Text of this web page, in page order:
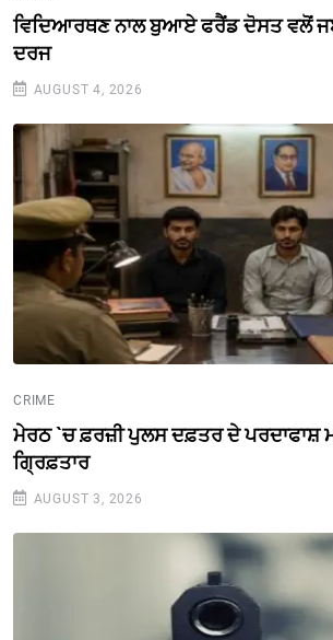
ਵਿਦਿਆਰਥਣ ਨਾਲ ਬੁਆਏ ਫਰੈਂਡ ਦੋਸਤ ਵਲੋਂ
ਦਰਜ
AUGUST 4, 2026
CRIME
ਮੇਰਠ `ਚ ਫ਼ਰਜ਼ੀ ਪੁਲਸ ਦਫ਼ਤਰ ਦੇ ਪਰਦਾਫਾਸ਼
ਗ੍ਰਿਫ਼ਤਾਰ
AUGUST 3, 2026